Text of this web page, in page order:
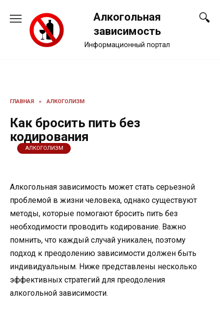
содержанию
Алкогольная
зависимость
Информационный портал
ГЛАВНАЯ » АЛКОГОЛИЗМ
Как бросить пить без
кодирования
АЛКОГОЛИЗМ
Алкогольная зависимость может стать серьезной
проблемой в жизни человека, однако существуют
методы, которые помогают бросить пить без
необходимости проводить кодирование. Важно
помнить, что каждый случай уникален, поэтому
подход к преодолению зависимости должен быть
индивидуальным. Ниже представлены несколько
эффективных стратегий для преодоления
алкогольной зависимости.